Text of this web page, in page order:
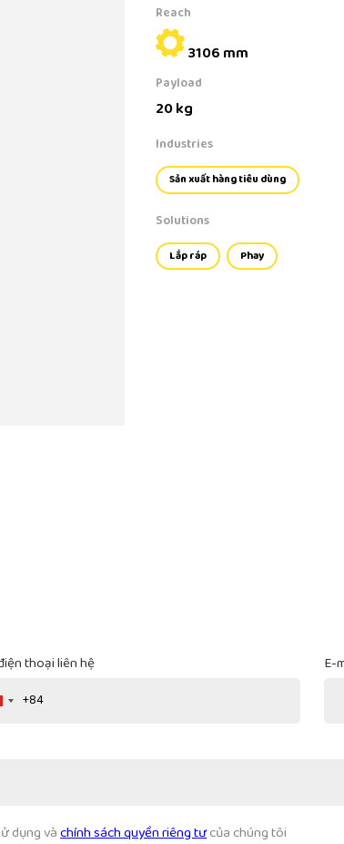
Reach
3106 mm
Payload
20 kg
Industries
Sản xuất hàng tiêu dùng
Solutions
Lắp ráp Phay
thoại liên hệ
+84
E-
dụng vàchính sách quyền riêng tưcủa chúng tôi